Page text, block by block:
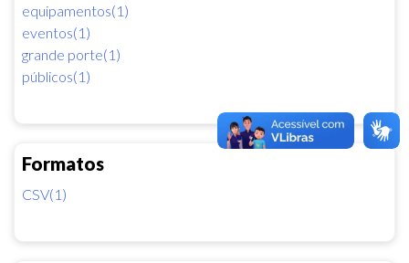
equipamentos(1)
eventos(1)
grande porte(1)
públicos(1)
Formatos
CSV(1)